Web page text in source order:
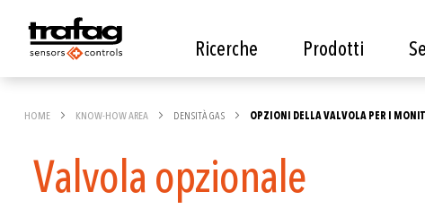
Ricerche Prodotti
HOME KNOW-HOW AREA DENSITÀ GAS OPZIONI DELLA VALVOLA PER I
Valvola opzionale